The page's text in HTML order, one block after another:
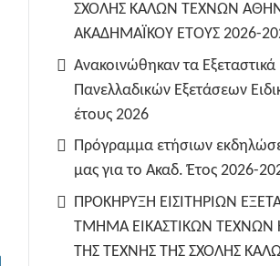
ΣΧΟΛΗΣ ΚΑΛΩΝ ΤΕΧΝΩΝ
ΑΚΑΔΗΜΑΪΚΟΥ ΕΤΟΥΣ 2026-
Ανακοινώθηκαν τα Εξεταστικά
Πανελλαδικών Εξετάσεων
έτους 2026
Πρόγραμμα ετήσιων
μας για το Ακαδ. Έτος 2026-
ΠΡΟΚΗΡΥΞΗ ΕΙΣΙΤΗΡΙΩΝ
TMHMA ΕΙΚΑΣΤΙΚΩΝ ΤΕΧΝΩΝ
ΤΗΣ ΤΕΧΝΗΣ ΤΗΣ ΣΧΟΛΗΣ